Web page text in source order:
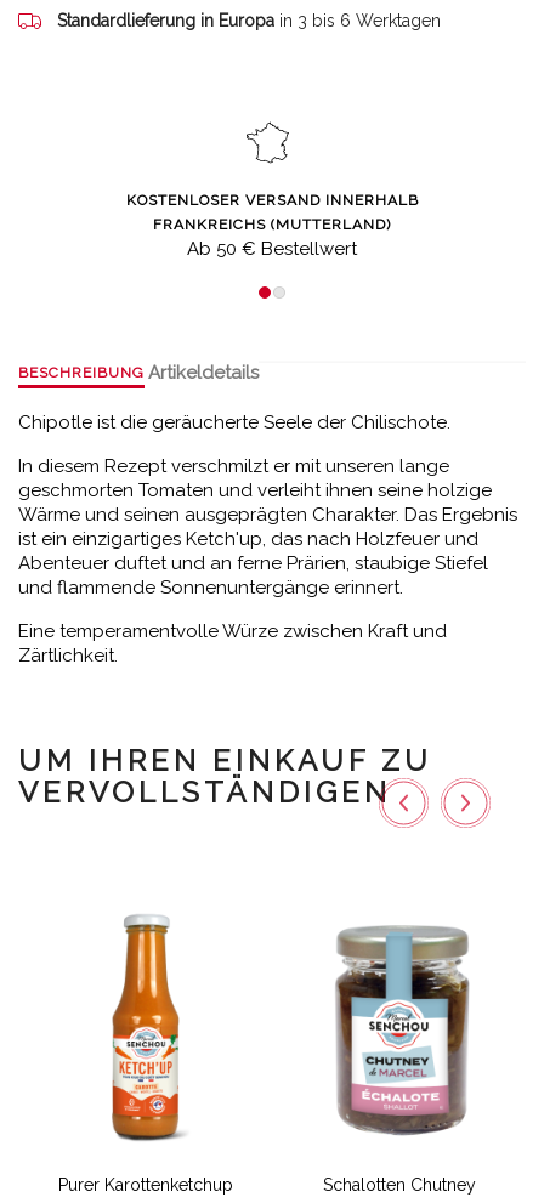
Standardlieferung in Europa in 3 bis 6 Werktagen
KOSTENLOSER VERSAND INNERHALB
FRANKREICHS (MUTTERLAND)
Ab 50 € Bestellwert
BESCHREIBUNG Artikeldetails
Chipotle ist die geräucherte Seele der Chilischote.
In diesem Rezept verschmilzt er mit unseren lange
geschmorten Tomaten und verleiht ihnen seine holzige
Wärme und seinen ausgeprägten Charakter. Das Ergebnis
ist ein einzigartiges Ketch'up, das nach Holzfeuer und
Abenteuer duftet und an ferne Prärien, staubige Stiefel
und flammende Sonnenuntergänge erinnert.
Eine temperamentvolle Würze zwischen Kraft und
Zärtlichkeit.
UM IHREN EINKAUF ZU
VERVOLLSTÄNDIGEN
Purer Karottenketchup Schalotten Chutney